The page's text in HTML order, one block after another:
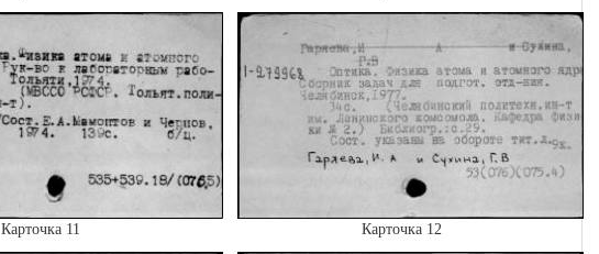
Карточка 11 Карточка 12